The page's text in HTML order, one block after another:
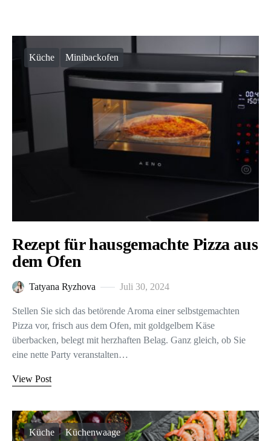
Küche Minibackofen
Rezept für hausgemachte Pizza aus
dem Ofen
Tatyana Ryzhova Juli 30, 2024
Stellen Sie sich das betörende Aroma einer selbstgemachten
Pizza vor, frisch aus dem Ofen, mit goldgelbem Käse
überbacken, belegt mit herzhaften Belag. Ganz gleich, ob Sie
eine nette Party veranstalten…
View Post
Küche Küchenwaage